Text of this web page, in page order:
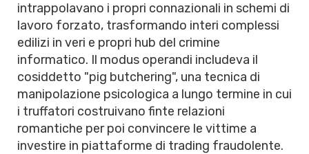
intrappolavano i propri connazionali in schemi di
lavoro forzato, trasformando interi complessi
edilizi in veri e propri hub del crimine
informatico. Il modus operandi includeva il
cosiddetto "pig butchering", una tecnica di
manipolazione psicologica a lungo termine in cui
i truffatori costruivano finte relazioni
romantiche per poi convincere le vittime a
investire in piattaforme di trading fraudolente.